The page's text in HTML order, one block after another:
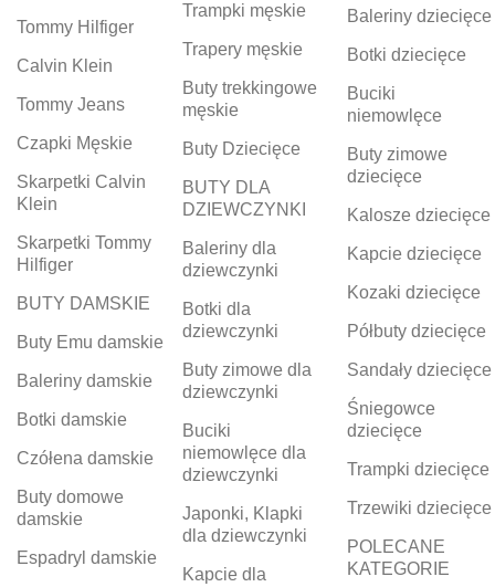
Tommy Hilfiger
Calvin Klein
Tommy Jeans
Czapki Męskie
Skarpetki Calvin
Klein
Skarpetki Tommy
Hilfiger
BUTY DAMSKIE
Buty Emu damskie
Baleriny damskie
Botki damskie
Czółena damskie
Buty domowe
damskie
Espadryl damskie
Trampki męskie
Trapery męskie
Buty trekkingowe
męskie
Buty Dziecięce
BUTY DLA
DZIEWCZYNKI
Baleriny dla
dziewczynki
Botki dla
dziewczynki
Buty zimowe dla
dziewczynki
Buciki
niemowlęce dla
dziewczynki
Japonki, Klapki
dla dziewczynki
Kapcie dla
Baleriny dziecięce
Botki dziecięce
Buciki
niemowlęce
Buty zimowe
dziecięce
Kalosze dziecięce
Kapcie dziecięce
Kozaki dziecięce
Półbuty dziecięce
Sandały dziecięce
Śniegowce
dziecięce
Trampki dziecięce
Trzewiki dziecięce
POLECANE
KATEGORIE